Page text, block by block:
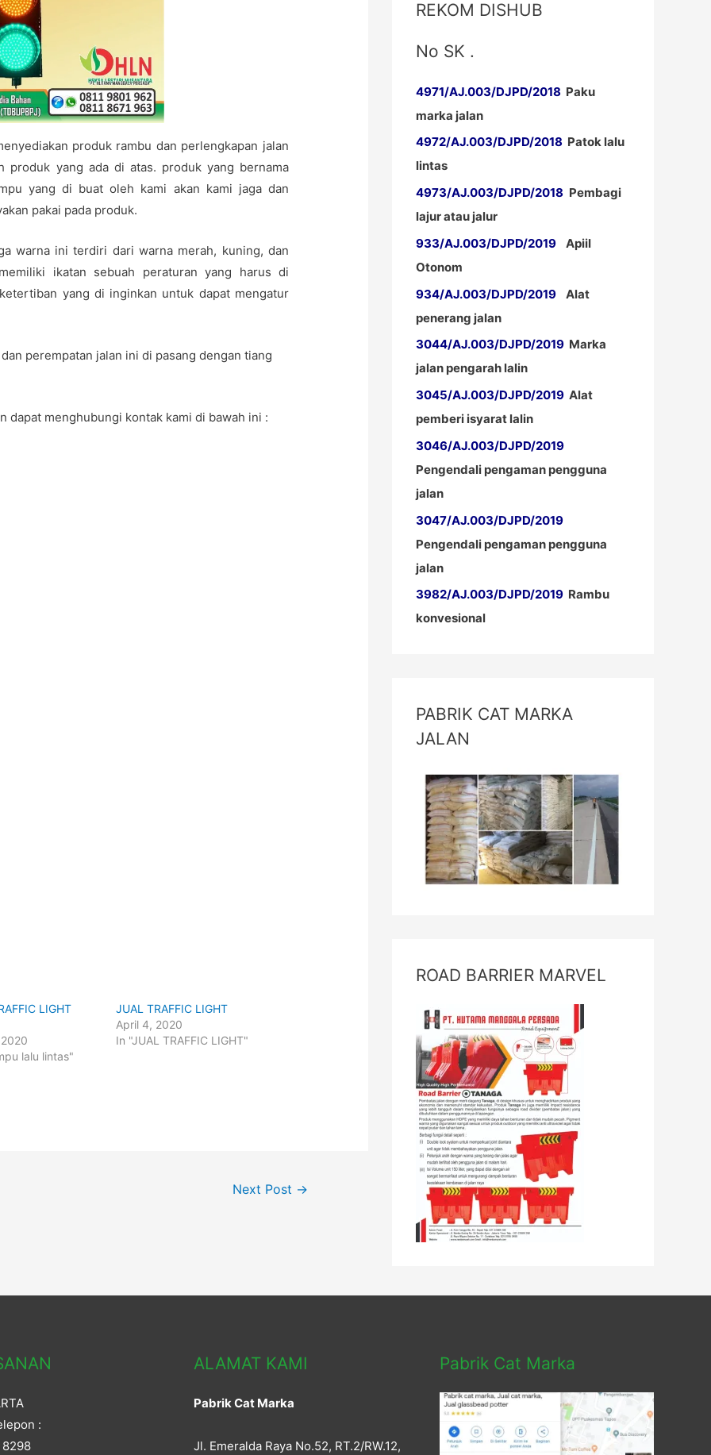
produk rambu dan perlengkapan jalan
produk yang ada di atas. produk yang bernama
yang di buat oleh kami akan kami jaga dan
pakai pada produk.
warna ini terdiri dari warna merah, kuning, dan
ikatan sebuah peraturan yang harus di
yang di inginkan untuk dapat mengatur
perempatan jalan ini di pasang dengan tiang
dapat menghubungi kontak kami di bawah ini :
LIGHT
lalu lintas"
JUAL TRAFFIC LIGHT
April 4, 2020
In "JUAL TRAFFIC LIGHT"
Next Post →
REKOM DISHUB
No SK .
4971/AJ.003/DJPD/2018 Paku
marka jalan
4972/AJ.003/DJPD/2018 Patok lalu
lintas
4973/AJ.003/DJPD/2018 Pembagi
lajur atau jalur
933/AJ.003/DJPD/2019 Apiil
Otonom
934/AJ.003/DJPD/2019 Alat
penerang jalan
3044/AJ.003/DJPD/2019 Marka
jalan pengarah lalin
3045/AJ.003/DJPD/2019 Alat
pemberi isyarat lalin
3046/AJ.003/DJPD/2019
Pengendali pengaman pengguna
jalan
3047/AJ.003/DJPD/2019
Pengendali pengaman pengguna
jalan
3982/AJ.003/DJPD/2019 Rambu
konvesional
PABRIK CAT MARKA
JALAN
ROAD BARRIER MARVEL
:
8298
ALAMAT KAMI
Pabrik Cat Marka
Jl. Emeralda Raya No.52, RT.2/RW.12,
Pabrik Cat Marka